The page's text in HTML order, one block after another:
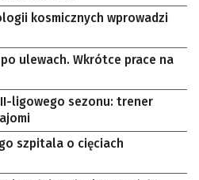
kosmicznych wprowadzi
ulewach. Wkrótce prace na
ligowego sezonu: trener
szpitala o cięciach